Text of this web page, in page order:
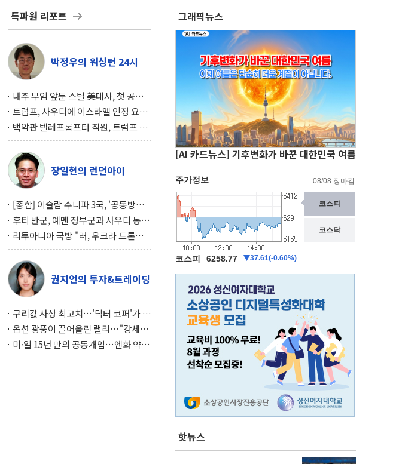
특파원 리포트
박정우의 워싱턴 24시
내주 부임 앞둔 스틸 美대사, 첫 공개
행사서 "한미동맹 강화 최우선 과제"
트럼프, 사우디에 이스라엘 인정 요
구…원자력 협정 서명 하루 만에 좌초
위기
백악관 텔레프롬프터 직원, 트럼프 연
설 미리 보고 베팅 시장서 10만달러 챙
겨
장일현의 런던아이
[종합] 이슬람 수니파 3국, '공동방위
협정' 체결… 이스라엘·이란 위협에
맞설 자체 억지력 강화
후티 반군, 예멘 정부군과 사우디 동시
공격… 위기 고조되는 또 다른 중동 화
약고
리투아니아 국방 "러, 우크라 드론으
로 나토 회원국 공격 검토… 거짓 깃발
작전"
권지언의 투자&트레이딩
구리값 사상 최고치…'닥터 코퍼'가 말
하는 경기 신호가 달라졌다
옵션 광풍이 끌어올린 랠리…"강세장
이면에 과열 경고등"
미·일 15년 만의 공동개입…엔화 약세
그래픽뉴스
[AI 카드뉴스] 기후변화가 바꾼 대한민국 여름
핫뉴스